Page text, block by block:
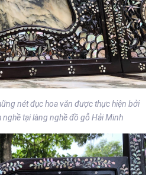
nét đục hoa văn được thực hiện bởi
tại làng nghề đồ gỗ Hải Minh